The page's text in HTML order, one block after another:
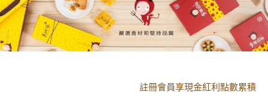
註冊會員享現金紅利點數累積